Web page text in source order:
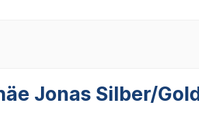
Jonas Silber/